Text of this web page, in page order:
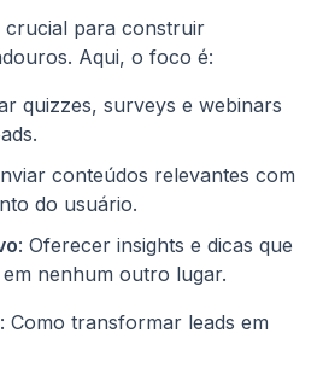
crucial para construir
Aqui, o foco é:
quizzes, surveys e webinars
conteúdos relevantes com
do usuário.
: Oferecer insights e dicas que
nenhum outro lugar.
Como transformar leads em